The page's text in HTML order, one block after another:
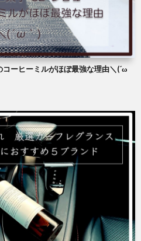
コーヒーミルがほぼ最強な理由＼(´ω